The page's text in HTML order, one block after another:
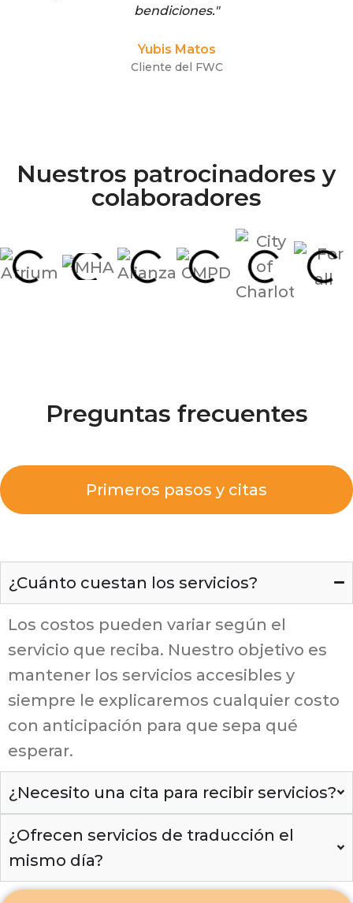
bendiciones."
Yubis Matos
Cliente del FWC
Nuestros patrocinadores y
colaboradores
Preguntas frecuentes
Primeros pasos y citas
¿Cuánto cuestan los servicios?
Los costos pueden variar según el
servicio que reciba. Nuestro objetivo es
mantener los servicios accesibles y
siempre le explicaremos cualquier costo
con anticipación para que sepa qué
esperar.
¿Necesito una cita para recibir servicios?
¿Ofrecen servicios de traducción el
mismo día?